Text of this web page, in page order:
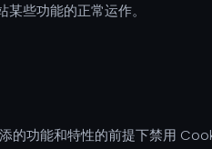
些功能的正常运作。
的功能和特性的前提下禁用